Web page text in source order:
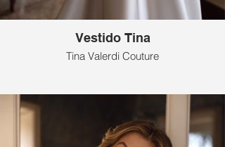
Vestido Tina
Tina Valerdi Couture